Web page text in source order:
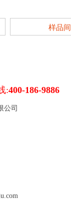
样品间
:400-186-9886
公司